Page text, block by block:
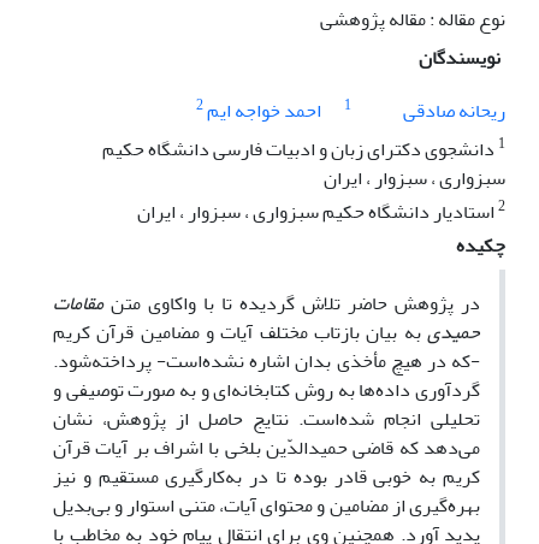
نوع مقاله : مقاله پژوهشی
نویسندگان
ریحانه صادقی
1 احمد خواجه ایم2
1 دانشجوی دکترای زبان و ادبیات فارسی دانشگاه حکیم
سبزواری ، سبزوار ، ایران
2استادیار دانشگاه حکیم سبزواری ، سبزوار ، ایران
چکیده
در پژوهش حاضر تلاش گردیده تا با واکاوی متنمقامات
حمیدیبه بیان بازتاب مختلف آیات و مضامین قرآن کریم
-که در هیچ مأخذی بدان اشاره نشده‌است- پرداخته‌شود.
گردآوری داده‌ها به روش کتابخانه‌ای و به صورت توصیفی و
تحلیلی انجام شده‌است. نتایج حاصل از پژوهش، نشان
می‌دهد که قاضی حمیدالدّین بلخی با اشراف بر آیات قرآن
کریم به خوبی قادر بوده تا در به‌کارگیری مستقیم و نیز
بهره‌گیری از مضامین و محتوای آیات، متنی استوار و بی‌بدیل
پدید آورد. همچنین وی برای انتقال پیام خود به مخاطب با